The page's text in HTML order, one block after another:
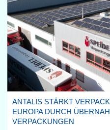
ANTALIS STÄRKT
EUROPA DURCH
VERPACKUNGEN